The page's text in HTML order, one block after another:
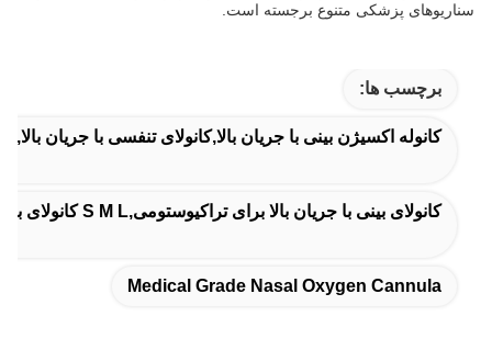
سناریوهای پزشکی متنوع برجسته است.
برچسب ها:
کانوله اکسیژن بینی با جریان بالا,کانولای تنفسی با جریان
کانولای بینی با جریان بالا برای تراکیوستومی,S M L کانولای بینی با جریان بالا,درمان اندوتراخیال با کانولای بینی با جریان بالا
Medical Grade Nasal Oxygen Cannula